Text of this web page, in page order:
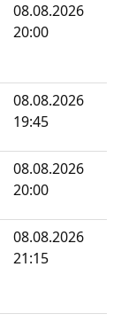
08.08.2026
20:00
08.08.2026
19:45
08.08.2026
20:00
08.08.2026
21:15